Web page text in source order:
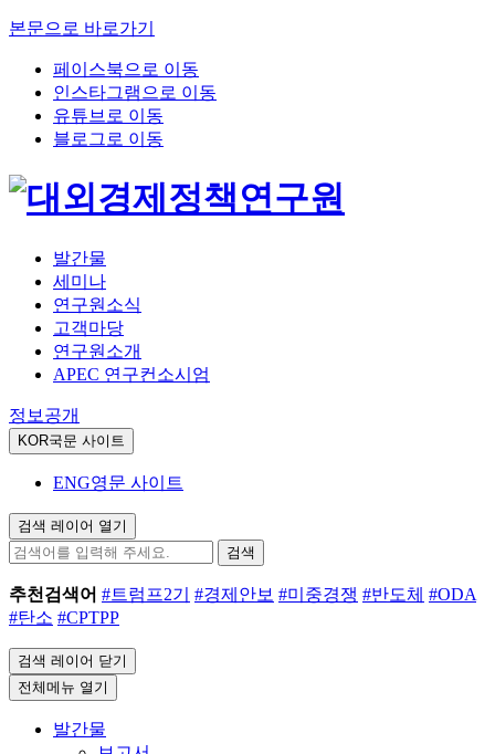
본문으로 바로가기
페이스북으로 이동
인스타그램으로 이동
유튜브로 이동
블로그로 이동
발간물
세미나
연구원소식
고객마당
연구원소개
APEC 연구컨소시엄
정보공개
KOR국문 사이트
ENG영문 사이트
검색 레이어 열기
검색
추천검색어 #트럼프2기 #경제안보 #미중경쟁 #반도체 #ODA
#탄소 #CPTPP
검색 레이어 닫기
전체메뉴 열기
발간물